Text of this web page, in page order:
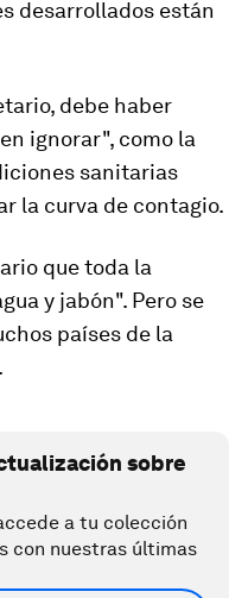
desarrollados están
debe haber
ignorar", como la
sanitarias
la curva de contagio.
que toda la
y jabón". Pero se
países de la
sobre
a tu colección
con nuestras últimas